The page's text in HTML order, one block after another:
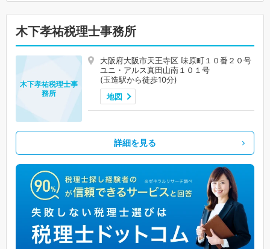
木下孝祐税理士事務所
大阪府大阪市天王寺区 味原町１０番２０号
ユニ・アルス真田山南１０１号
(玉造駅から徒歩10分)
地図
木下孝祐税理士事
務所
詳細を見る